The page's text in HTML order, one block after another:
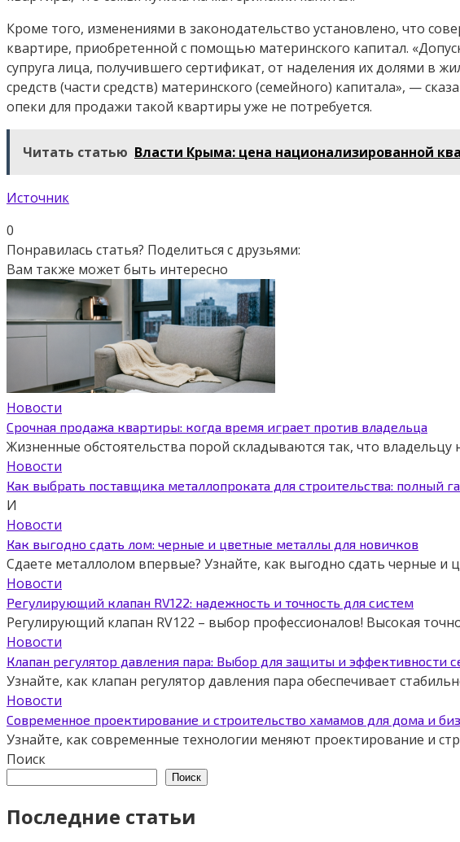
Кроме того, изменениями в законодательство установлено, что
квартире, приобретенной с помощью материнского капитал.
супруга лица, получившего сертификат, от наделения их долями
средств (части средств) материнского (семейного) капитала», —
опеки для продажи такой квартиры уже не потребуется.
Читать статью Власти Крыма: цена национализированной
Источник
0
Понравилась статья? Поделиться с друзьями:
Вам также может быть интересно
Новости
Срочная продажа квартиры: когда время играет против владельца
Жизненные обстоятельства порой складываются так, что
Новости
Как выбрать поставщика металлопроката для строительства: полный
И
Новости
Как выгодно сдать лом: черные и цветные металлы для новичков
Сдаете металлолом впервые? Узнайте, как выгодно сдать черные и
Новости
Регулирующий клапан RV122: надежность и точность для систем
Регулирующий клапан RV122 – выбор профессионалов! Высокая
Новости
Клапан регулятор давления пара: Выбор для защиты и эффективности
Узнайте, как клапан регулятор давления пара обеспечивает
Новости
Современное проектирование и строительство хамамов для дома и
Узнайте, как современные технологии меняют проектирование и
Поиск
Поиск
Последние статьи